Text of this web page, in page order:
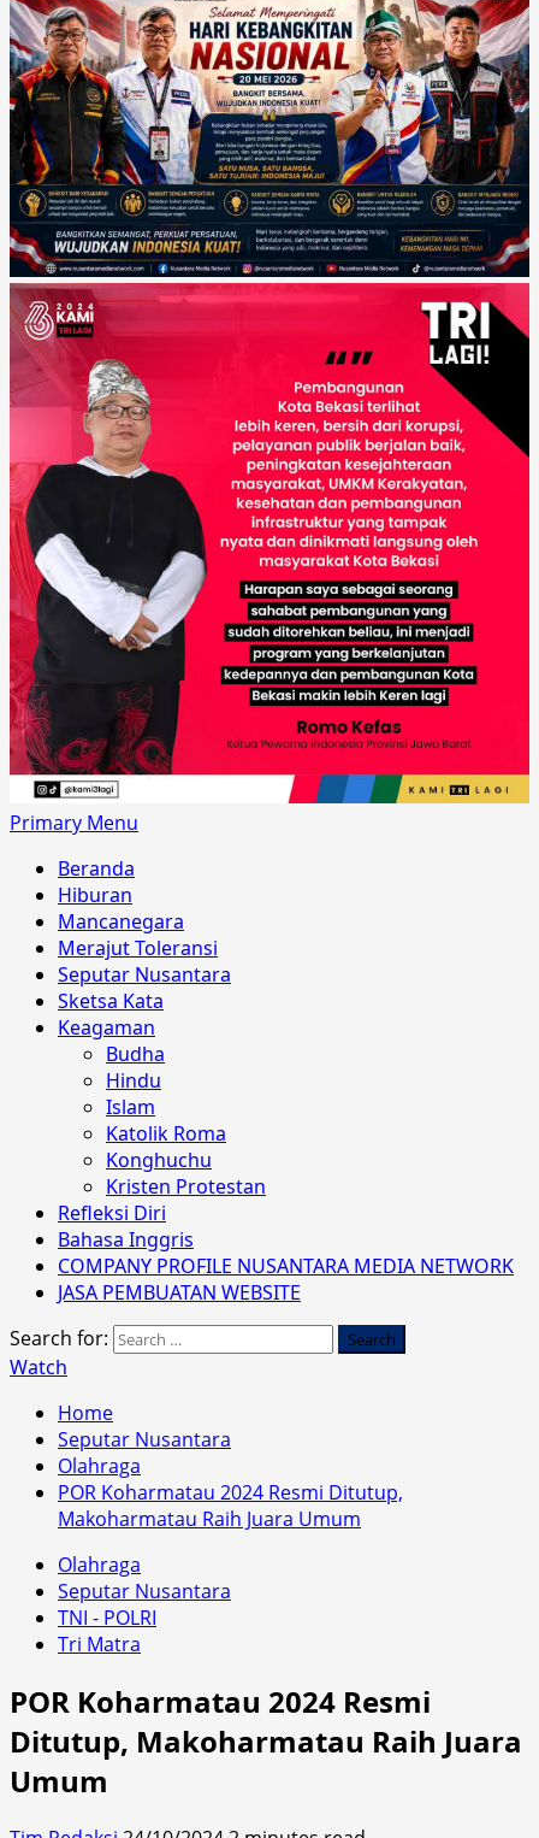
Primary Menu
Beranda
Hiburan
Mancanegara
Merajut Toleransi
Seputar Nusantara
Sketsa Kata
Keagaman
Budha
Hindu
Islam
Katolik Roma
Konghuchu
Kristen Protestan
Refleksi Diri
Bahasa Inggris
COMPANY PROFILE NUSANTARA MEDIA NETWORK
JASA PEMBUATAN WEBSITE
Search for:
Watch
Home
Seputar Nusantara
Olahraga
POR Koharmatau 2024 Resmi Ditutup,
Makoharmatau Raih Juara Umum
Olahraga
Seputar Nusantara
TNI - POLRI
Tri Matra
POR Koharmatau 2024 Resmi
Ditutup, Makoharmatau Raih Juara
Umum